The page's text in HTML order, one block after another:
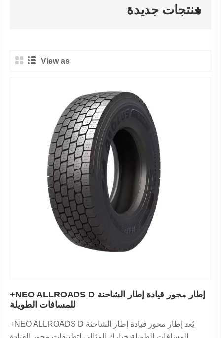
منتجات جديدة
View as
إطار محور قيادة إطار الشاحنة NEO ALLROADS D+
للمسافات الطويلة
يُعد إطار محور قيادة إطار الشاحنة NEO ALLROADS D+
للمسافات الطويلة خيارك المثالي لتطبيقات محور القيادة